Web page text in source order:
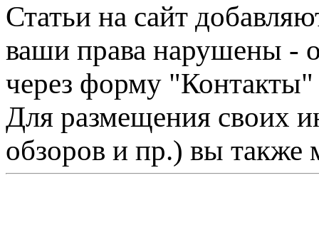
Статьи на сайт
ваши права нарушены -
через форму "Контакты"
Для размещения своих
обзоров и пр.) вы также